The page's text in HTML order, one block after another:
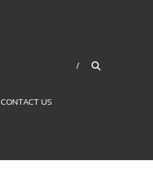
CONTACT US